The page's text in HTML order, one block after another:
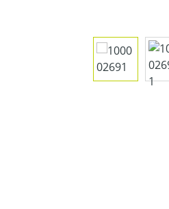
Bildergalerie überspringen